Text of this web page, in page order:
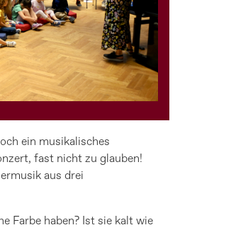
ein musikalisches
fast nicht zu glauben!
aus drei
Farbe haben? Ist sie kalt wie